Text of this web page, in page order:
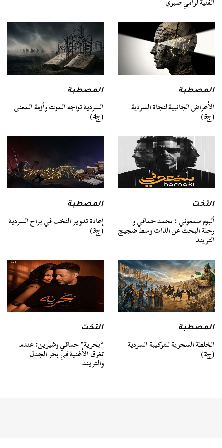
المصطبة
الأعراض الجانبية لنجاة السردية
(ج5)
المصطبة
السردية تواجه الموت وأزمة المعنى
(ج4)
التخت
ألبوم سمعوني : محمد حماقي و
رحلة البحث عن الذات وسط ضجيج
التريند
المصطبة
إعادة تدوير النخب في براح السردية
(ج3)
المصطبة
الخلطة السحرية للتركيبة السردية
(ج2)
التخت
“بحرية” حماقي وشيرين: عندما
تغرق الأغنية في بحر الجدل
والتريند